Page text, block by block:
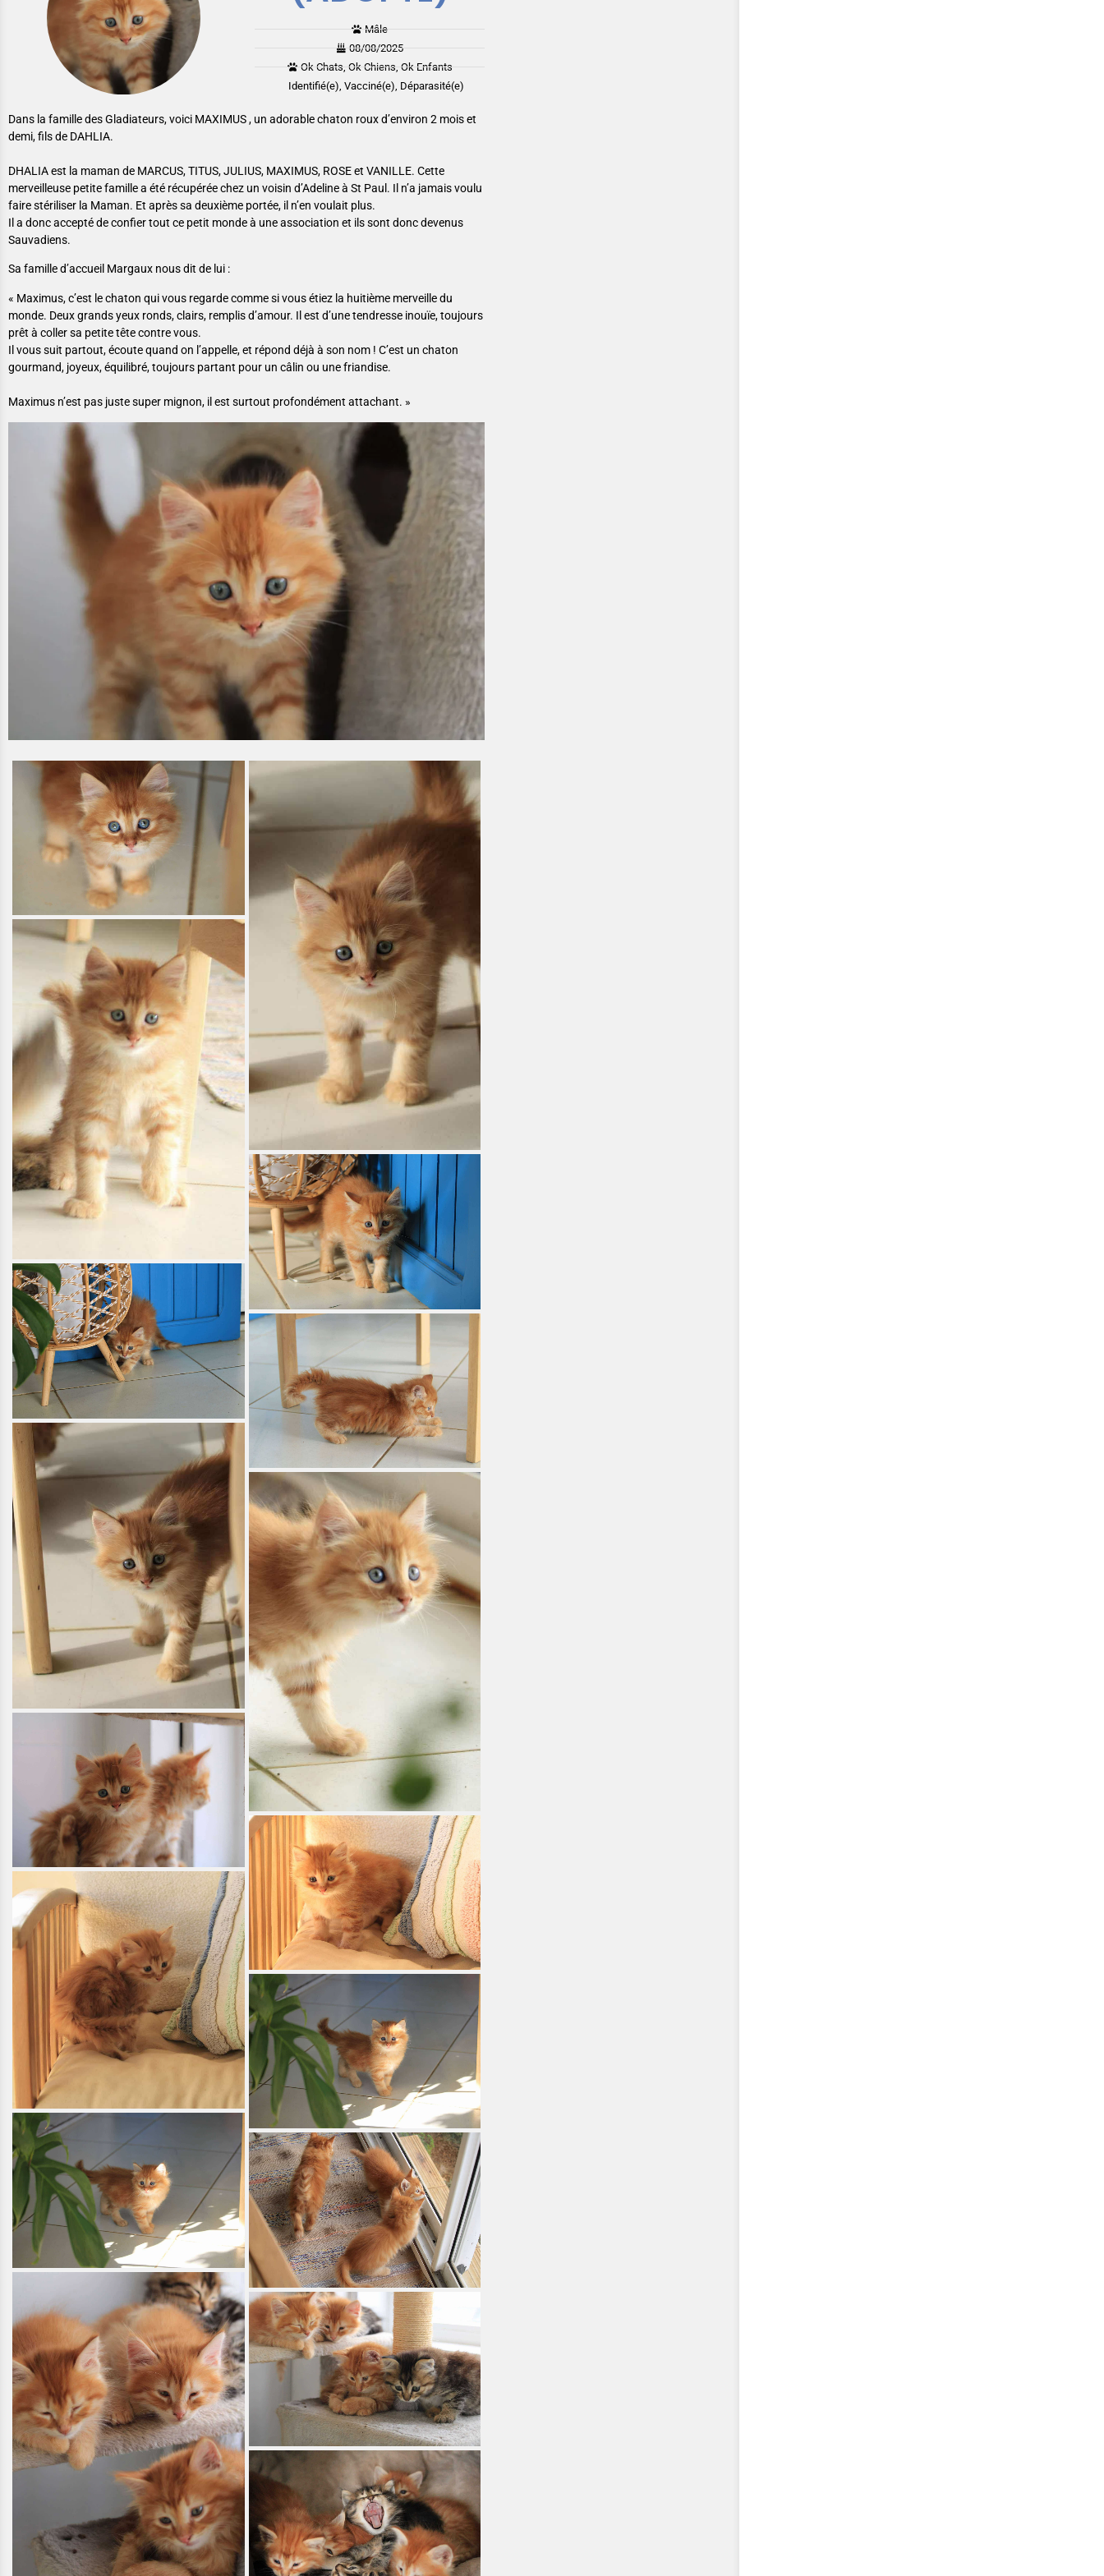
Mâle
08/08/2025
Ok Chats, Ok Chiens, Ok Enfants
Identifié(e), Vacciné(e), Déparasité(e)
Dans la famille des Gladiateurs, voici MAXIMUS , un adorable chaton roux d’environ 2 mois et
demi, fils de DAHLIA.
DHALIA est la maman de MARCUS, TITUS, JULIUS, MAXIMUS, ROSE et VANILLE. Cette
merveilleuse petite famille a été récupérée chez un voisin d’Adeline à St Paul. Il n’a jamais voulu
faire stériliser la Maman. Et après sa deuxième portée, il n’en voulait plus.
Il a donc accepté de confier tout ce petit monde à une association et ils sont donc devenus
Sauvadiens.
Sa famille d’accueil Margaux nous dit de lui :
« Maximus, c’est le chaton qui vous regarde comme si vous étiez la huitième merveille du
monde. Deux grands yeux ronds, clairs, remplis d’amour. Il est d’une tendresse inouïe, toujours
prêt à coller sa petite tête contre vous.
Il vous suit partout, écoute quand on l’appelle, et répond déjà à son nom ! C’est un chaton
gourmand, joyeux, équilibré, toujours partant pour un câlin ou une friandise.
Maximus n’est pas juste super mignon, il est surtout profondément attachant. »